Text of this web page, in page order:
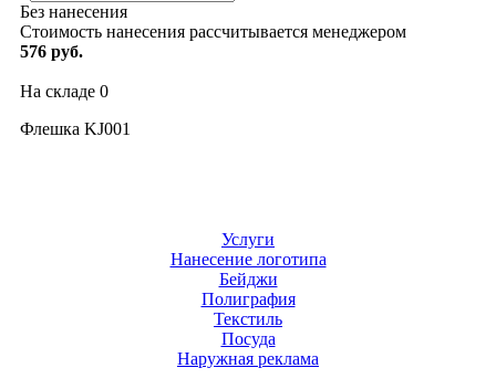
Без нанесения
Стоимость нанесения рассчитывается менеджером
576 руб.
На складе 0
Флешка KJ001
Услуги
Нанесение логотипа
Бейджи
Полиграфия
Текстиль
Посуда
Наружная реклама